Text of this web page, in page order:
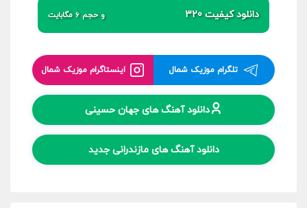
دانلود کیفیت 320 و حجم 6 مگابایت
تلگرام موزیک شمال اینستاگرام موزیک شمال
دانلود آهنگ های جهان حسینی
دانلود آهنگ های مازندرانی جدید